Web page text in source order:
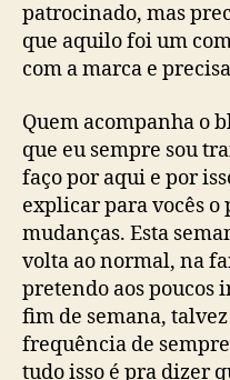
patrocinado, mas
que aquilo foi um
com a marca e
Quem acompanha o
que eu sempre sou
faço por aqui e por
explicar para vocês o
mudanças. Esta
volta ao normal, na
pretendo aos poucos
fim de semana,
frequência de
tudo isso é pra dizer